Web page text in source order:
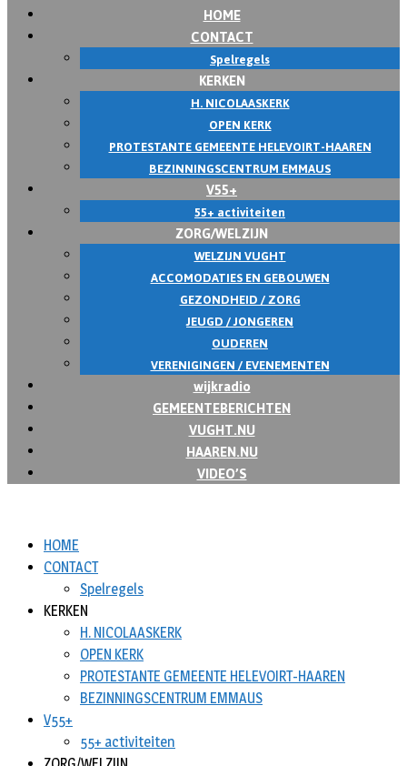
HOME
CONTACT
Spelregels
KERKEN
H. NICOLAASKERK
OPEN KERK
PROTESTANTE GEMEENTE HELEVOIRT-HAAREN
BEZINNINGSCENTRUM EMMAUS
V55+
55+ activiteiten
ZORG/WELZIJN
WELZIJN VUGHT
ACCOMODATIES EN GEBOUWEN
GEZONDHEID / ZORG
JEUGD / JONGEREN
OUDEREN
VERENIGINGEN / EVENEMENTEN
wijkradio
GEMEENTEBERICHTEN
VUGHT.NU
HAAREN.NU
VIDEO’S
HOME
CONTACT
Spelregels
KERKEN
H. NICOLAASKERK
OPEN KERK
PROTESTANTE GEMEENTE HELEVOIRT-HAAREN
BEZINNINGSCENTRUM EMMAUS
V55+
55+ activiteiten